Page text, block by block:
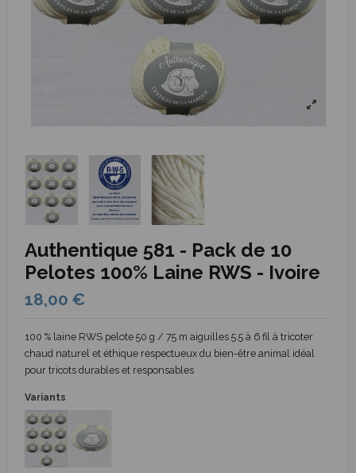
Authentique 581 - Pack de 10
Pelotes 100% Laine RWS - Ivoire
18,00 €
100 % laine RWS pelote 50 g / 75 m aiguilles 5.5 à 6 fil à tricoter
chaud naturel et éthique respectueux du bien-être animal idéal
pour tricots durables et responsables
Variants